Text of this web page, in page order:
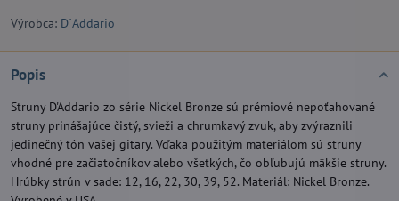
Výrobca: D´Addario
Popis
Struny D'Addario zo série Nickel Bronze sú prémiové nepoťahované
struny prinášajúce čistý, svieži a chrumkavý zvuk, aby zvýraznili
jedinečný tón vašej gitary. Vďaka použitým materiálom sú struny
vhodné pre začiatočníkov alebo všetkých, čo obľubujú mäkšie struny.
Hrúbky strún v sade: 12, 16, 22, 30, 39, 52. Materiál: Nickel Bronze.